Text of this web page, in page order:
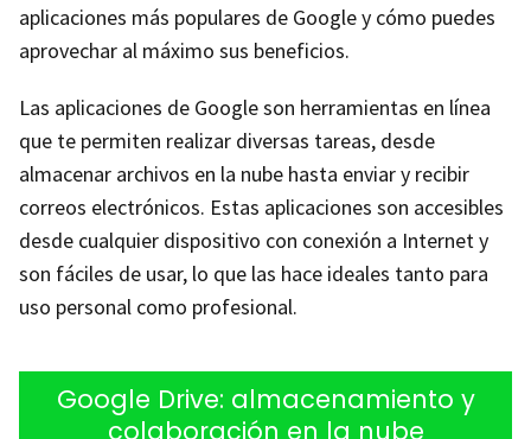
aplicaciones más populares de Google y cómo puedes
aprovechar al máximo sus beneficios.
Las aplicaciones de Google son herramientas en línea
que te permiten realizar diversas tareas, desde
almacenar archivos en la nube hasta enviar y recibir
correos electrónicos. Estas aplicaciones son accesibles
desde cualquier dispositivo con conexión a Internet y
son fáciles de usar, lo que las hace ideales tanto para
uso personal como profesional.
Google Drive: almacenamiento y
colaboración en la nube